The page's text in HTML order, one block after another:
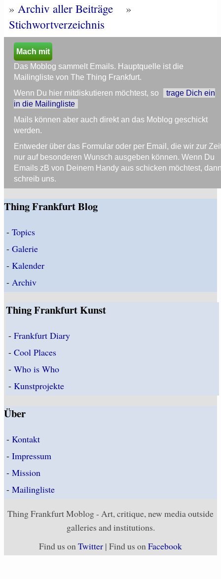
» Archiv aller Beiträge
»
Stichwortverzeichnis
Mach mit
Das Moblog sammelt Emails. Hauptquelle ist die
Mailingliste von The Thing Frankfurt.
Wenn Du hier mitdiskutieren möchtest, so
trage Dich ein
in die Mailingliste
Mails können aber auch direkt an das Moblog geschickt
werden.
Entweder über das Formular oder per Email, die wir zur
nur auf besonderen Wunsch ausgeben können. Wenn Du
Emails zB von Deinem Handy aus schicken möchtest,
schreib uns.
Thing Frankfurt Blog
- Topics
- Galerie
- Kalender
- Archiv
Thing Frankfurt Kunst
-Frankfurt Diary
-Cool Places
-Who is Who
-Kunstprojekte
Über
- Kontakt
- Impressum
- Mission
- Mailingliste
Thing Frankfurt Moblog - Art, critique, new media outside
galleries and institutions.
Find us onTwitter | Find us onFacebook